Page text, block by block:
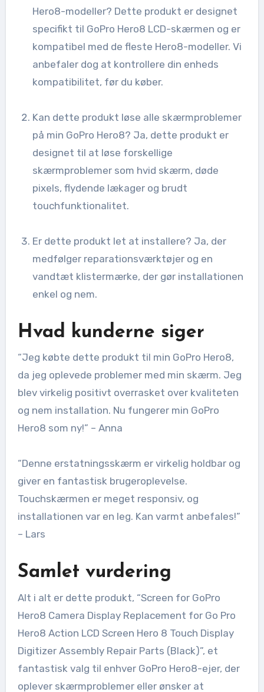
Hero8-modeller? Dette produkt er designet
specifikt til GoPro Hero8 LCD-skærmen og er
kompatibel med de fleste Hero8-modeller. Vi
anbefaler dog at kontrollere din enheds
kompatibilitet, før du køber.
Kan dette produkt løse alle skærmproblemer
på min GoPro Hero8? Ja, dette produkt er
designet til at løse forskellige
skærmproblemer som hvid skærm, døde
pixels, flydende lækager og brudt
touchfunktionalitet.
Er dette produkt let at installere? Ja, der
medfølger reparationsværktøjer og en
vandtæt klistermærke, der gør installationen
enkel og nem.
Hvad kunderne siger
“Jeg købte dette produkt til min GoPro Hero8,
da jeg oplevede problemer med min skærm. Jeg
blev virkelig positivt overrasket over kvaliteten
og nem installation. Nu fungerer min GoPro
Hero8 som ny!” – Anna
“Denne erstatningsskærm er virkelig holdbar og
giver en fantastisk brugeroplevelse.
Touchskærmen er meget responsiv, og
installationen var en leg. Kan varmt anbefales!”
– Lars
Samlet vurdering
Alt i alt er dette produkt, “Screen for GoPro
Hero8 Camera Display Replacement for Go Pro
Hero8 Action LCD Screen Hero 8 Touch Display
Digitizer Assembly Repair Parts (Black)”, et
fantastisk valg til enhver GoPro Hero8-ejer, der
oplever skærmproblemer eller ønsker at